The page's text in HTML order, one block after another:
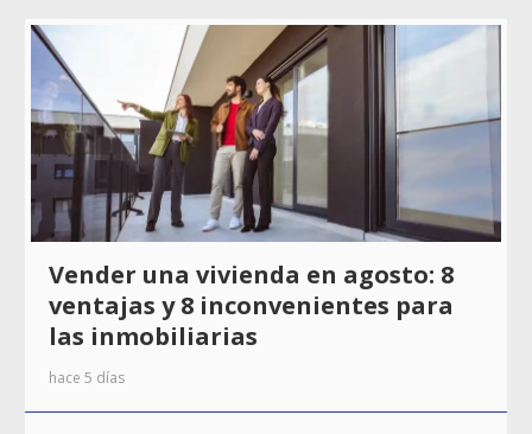
Vender una vivienda en agosto: 8
ventajas y 8 inconvenientes para
las inmobiliarias
hace 5 días